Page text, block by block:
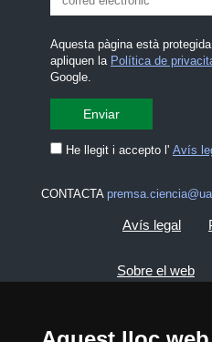
Aquesta pàgina està
apliquen la Política de
Google.
He llegit i accepto l' Avís
CONTACTA
Avís legal
Sobre el web